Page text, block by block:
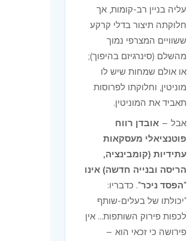
עליה בניין רב-קומות, אך
חלוקתה תיצור בדלי קרקע
ששוויים המצרפי נמוך
מהשלם (סינרגיזם בהיפוך);
או אולם שמחות שיש לו
מוניטין, וחלוקתו לפרוסות
תאביד את המוניטין.
אבל — אובדן רווח
פוטנציאלי מעסקאות
עתידיות (קומבינציה,
הריסה ובנייה חדשה) אינו
"הפסד ניכר". כדבריו:
"יכולתו של בעלים-שותף
לכפות פירוק השותפות... אין
פירושה כי זכאי הוא —